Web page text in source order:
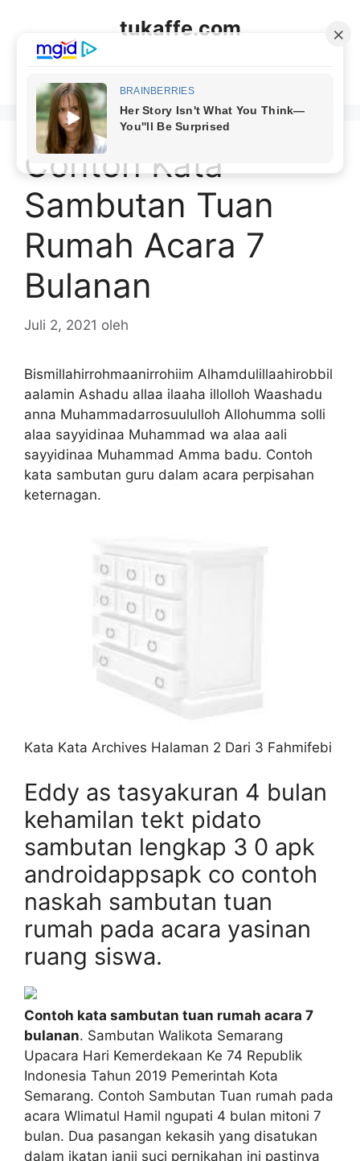
tukaffe.com
Contoh Kata
Sambutan Tuan
Rumah Acara 7
Bulanan
Juli 2, 2021 oleh
Bismillahirrohmaanirrohiim Alhamdulillaahirobbil
aalamin Ashadu allaa ilaaha illolloh Waashadu
anna Muhammadarrosuululloh Allohumma solli
alaa sayyidinaa Muhammad wa alaa aali
sayyidinaa Muhammad Amma badu. Contoh
kata sambutan guru dalam acara perpisahan
keternagan.
Kata Kata Archives Halaman 2 Dari 3 Fahmifebi
Eddy as tasyakuran 4 bulan
kehamilan tekt pidato
sambutan lengkap 3 0 apk
androidappsapk co contoh
naskah sambutan tuan
rumah pada acara yasinan
ruang siswa.
Contoh kata sambutan tuan rumah acara 7
bulanan. Sambutan Walikota Semarang
Upacara Hari Kemerdekaan Ke 74 Republik
Indonesia Tahun 2019 Pemerintah Kota
Semarang. Contoh Sambutan Tuan rumah pada
acara Wlimatul Hamil ngupati 4 bulan mitoni 7
bulan. Dua pasangan kekasih yang disatukan
dalam ikatan janji suci pernikahan ini pastinya